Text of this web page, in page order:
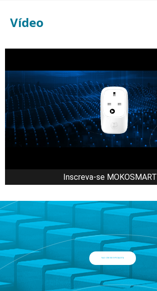
Vídeo
Inscreva-se MOKOSMART
FALE COM UM ESPECIALISTA